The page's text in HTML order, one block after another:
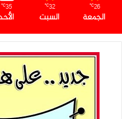
26
℃
الجمعة
32
℃
السبت
35
℃